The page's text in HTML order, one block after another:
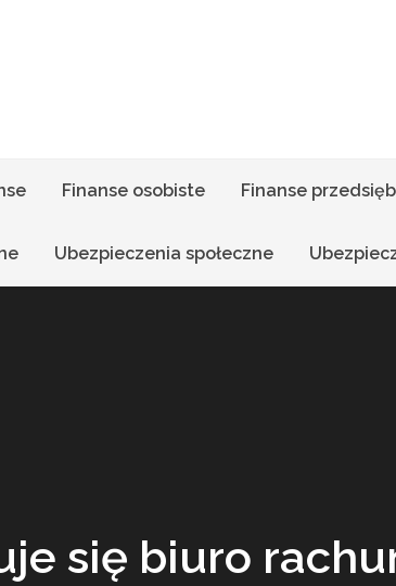
Finanse osobiste Finanse
Ubezpieczenia społeczne
się biuro